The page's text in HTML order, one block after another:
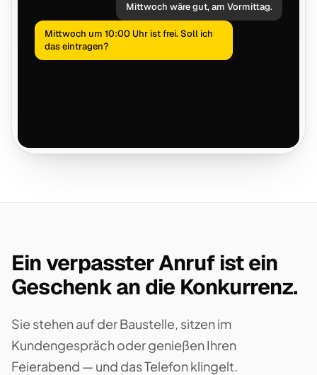
Mittwoch wäre gut, am Vormittag.
Mittwoch um 10:00 Uhr ist frei. Soll ich
das eintragen?
Ein verpasster Anruf ist ein
Geschenk an die Konkurrenz.
Sie stehen auf der Baustelle, sitzen im
Kundengespräch oder genießen Ihren
Feierabend — und das Telefon klingelt.